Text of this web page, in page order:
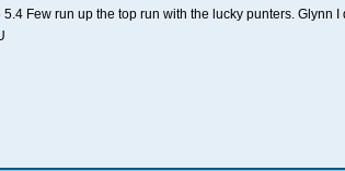
Few run up the top run with the lucky punters. Glynn